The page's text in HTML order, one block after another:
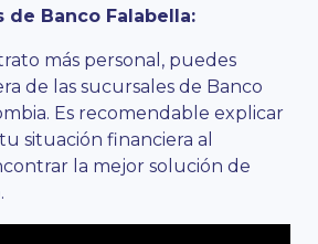
de Banco Falabella:
más personal, puedes
de las sucursales de Banco
Es recomendable explicar
situación financiera al
la mejor solución de